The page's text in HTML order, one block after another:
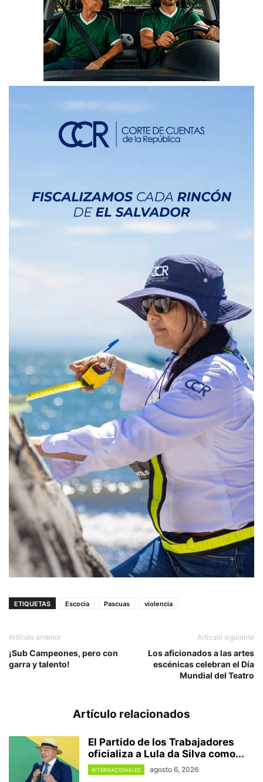
ETIQUETAS Escocia Pascuas violencia
Artículo anterior
¡Sub Campeones, pero con
garra y talento!
Artículo siguiente
Los aficionados a las artes
escénicas celebran el Día
Mundial del Teatro
Artículo relacionados
El Partido de los Trabajadores
oficializa a Lula da Silva como...
INTERNACIONALES agosto 6, 2026